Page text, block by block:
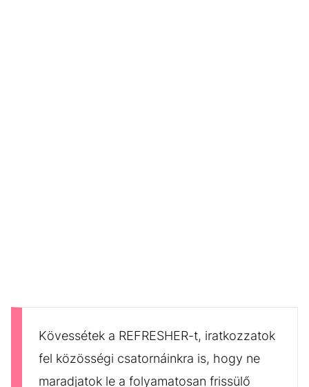
Kövessétek a REFRESHER-t, iratkozzatok
fel közösségi csatornáinkra is, hogy ne
maradjatok le a folyamatosan frissülő